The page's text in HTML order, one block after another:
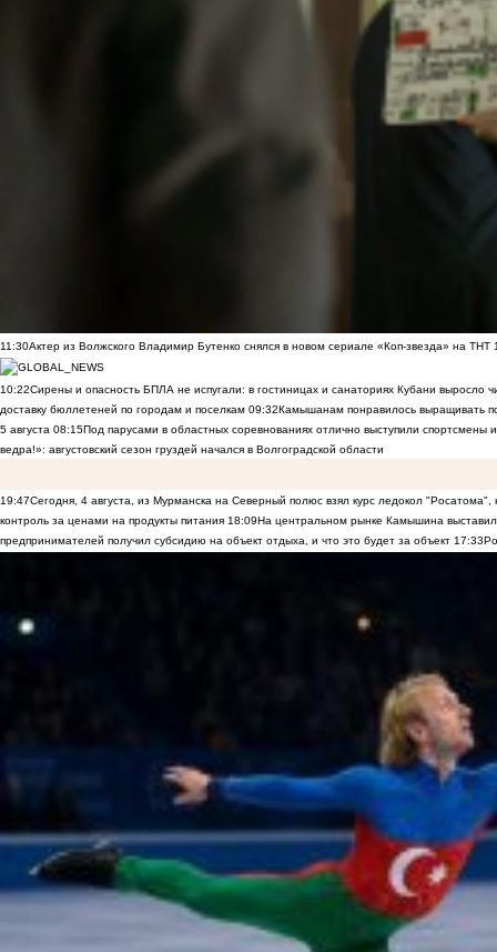
11:30Актер из Волжского Владимир Бутенко снялся в новом сериале «Коп-звезда» на ТНТ
10:22Сирены и опасность БПЛА не испугали: в гостиницах и санаториях Кубани выросло
доставку бюллетеней по городам и поселкам 09:32Камышанам понравилось выращивать
5 августа 08:15Под парусами в областных соревнованиях отлично выступили спортсмены
ведра!»: августовский сезон груздей начался в Волгоградской области
19:47Сегодня, 4 августа, из Мурманска на Северный полюс взял курс ледокол
контроль за ценами на продукты питания 18:09На центральном рынке Камышина
предпринимателей получил субсидию на объект отдыха, и что это будет за объект 17:33